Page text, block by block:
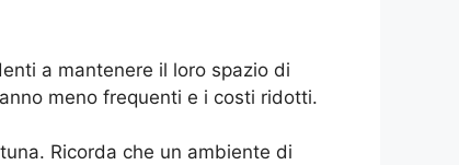
a mantenere il loro spazio di
meno frequenti e i costi ridotti.
Ricorda che un ambiente di